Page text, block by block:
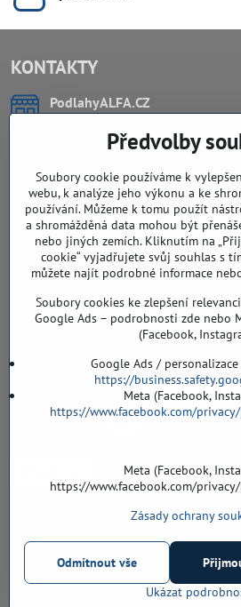
KONTAKTY
PodlahyALFA​.CZ
Záříčí, ev.č. 54
768 11 Chropyně
DIČ: CZ8103114129
Sklad, vzorkovna PO
Záříčí ev. č. 54
768 11 Chropyně
608 855 055
podlahyALFA​@seznam​.cz
©2026CopyrightPředvolby soukromí
Vytvořeno systémem:
Předvolby
Soubory cookie používáme k
webu, k analýze jeho výkonu a ke
používání. Můžeme k tomu použít
a shromážděná data mohou být
nebo jiných zemích. Kliknutím na
cookie“ vyjadřujete svůj souhlas s
můžete najít podrobné informace
Soubory cookies ke zlepšení
Google Ads – podrobnosti zde nebo
(Facebook,
Google Ads /
https://
Meta (Facebook,
https://www.facebook.com/
Meta (Facebook,
https://www.facebook.com/
Zásady ochrany
Ukázat
Odmítnout vše